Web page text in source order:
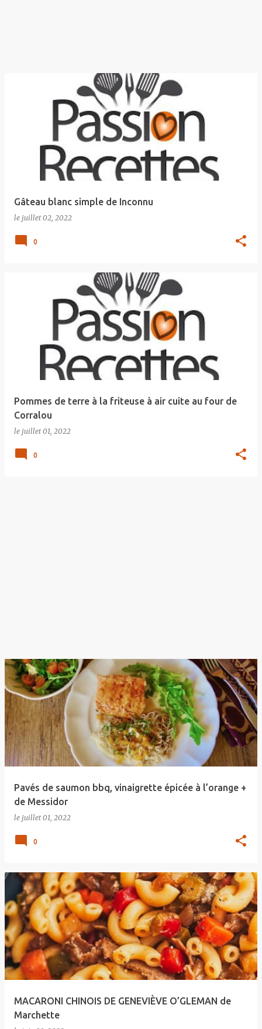
Gâteau blanc simple de Inconnu
le juillet 02, 2022
0
Pommes de terre à la friteuse à air cuite au four de
Corralou
le juillet 01, 2022
0
Pavés de saumon bbq, vinaigrette épicée à l’orange +
de Messidor
le juillet 01, 2022
0
MACARONI CHINOIS DE GENEVIÈVE O’GLEMAN de
Marchette